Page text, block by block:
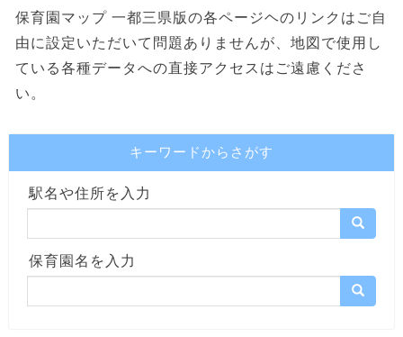
保育園マップ 一都三県版の各ページヘのリンクはご自
由に設定いただいて問題ありませんが、地図で使用し
ている各種データへの直接アクセスはご遠慮くださ
い。
キーワードからさがす
駅名や住所を入力
保育園名を入力